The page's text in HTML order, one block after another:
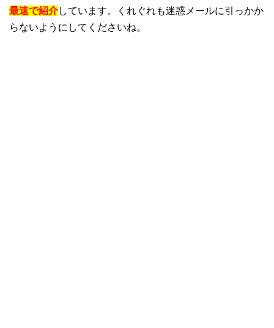
最速で紹介しています。くれぐれも迷惑メールに引っかか
らないようにしてくださいね。